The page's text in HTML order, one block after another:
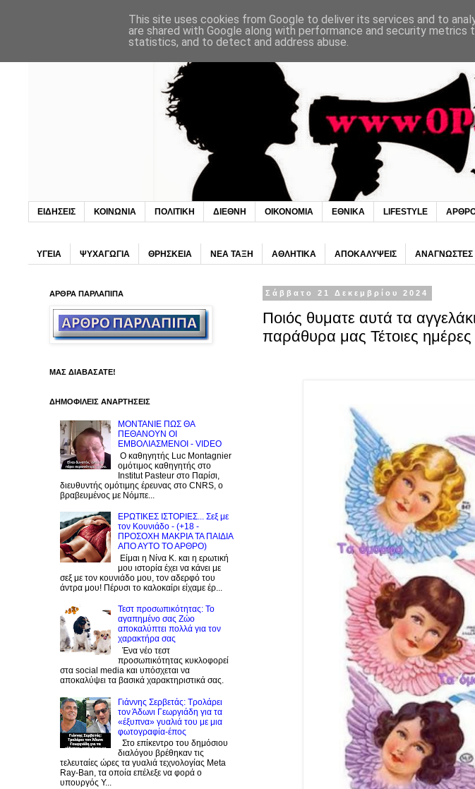
ΕΙΔΗΣΕΙΣ ΚΟΙΝΩΝΙΑ ΠΟΛΙΤΙΚΗ ΔΙΕΘΝΗ ΟΙΚΟΝΟΜΙΑ ΕΘΝΙΚΑ LIFESTYLE
ΥΓΕΙΑ ΨΥΧΑΓΩΓΙΑ ΘΡΗΣΚΕΙΑ ΝΕΑ ΤΑΞΗ ΑΘΛΗΤΙΚΑ ΑΠΟΚΑΛΥΨΕΙΣ ΑΝΑΓΝΩΣΤΕΣ
Σάββατο 21 Δεκεμβρίου 2024
Ποιός θυματε αυτά τα
παράθυρα μας Τέτοιες
ΑΡΘΡΑ ΠΑΡΛΑΠΙΠΑ
ΜΑΣ ΔΙΑΒΑΣΑΤΕ!
ΔΗΜΟΦΙΛΕΙΣ ΑΝΑΡΤΗΣΕΙΣ
ΜΟΝΤΑΝΙΕ ΠΩΣ ΘΑ
ΠΕΘΑΝΟΥΝ ΟΙ
ΕΜΒΟΛΙΑΣΜΕΝΟΙ - VIDEO
Ο καθηγητής Luc Montagnier
ομότιμος καθηγητής στο
Institut Pasteur στο Παρίσι,
διευθυντής ομότιμης έρευνας στο CNRS, o
βραβευμένος με Νόμπε...
ΕΡΩΤΙΚΕΣ ΙΣΤΟΡΙΕΣ... Σεξ με
τον Kουνιάδο - (+18 -
ΠΡΟΣΟΧΗ ΜΑΚΡΙΑ ΤΑ ΠΑΙΔΙΑ
ΑΠΟ ΑΥΤΟ ΤΟ ΑΡΘΡΟ)
Είμαι η Νίνα Κ. και η ερωτική
μου ιστορία έχει να κάνει με
σεξ με τον κουνιάδο μου, τον αδερφό του
άντρα μου! Πέρυσι το καλοκαίρι είχαμε έρ...
Τεστ προσωπικότητας: Το
αγαπημένο σας Zώο
αποκαλύπτει πολλά για τον
χαρακτήρα σας
Ένα νέο τεστ
προσωπικότητας κυκλοφορεί
στα social media και υπόσχεται να
αποκαλύψει τα βασικά χαρακτηριστικά σας.
Γιάννης Σερβετάς: Τρολάρει
τον Άδωνι Γεωργιάδη για τα
«έξυπνα» γυαλιά του με μια
φωτογραφία-έπος
Στο επίκεντρο του δημόσιου
διαλόγου βρέθηκαν τις
τελευταίες ώρες τα γυαλιά τεχνολογίας Meta
Ray-Ban, τα οποία επέλεξε να φορά ο
υπουργός Υ...
This site uses cookies from Google to deliver its services and to
are shared with Google along with performance and security metrics
statistics, and to detect and address abuse.